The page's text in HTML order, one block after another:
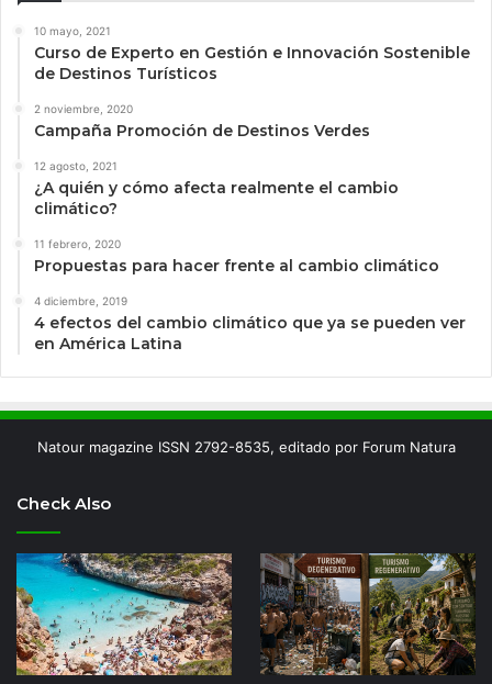
10 mayo, 2021
Curso de Experto en Gestión e Innovación Sostenible
de Destinos Turísticos
2 noviembre, 2020
Campaña Promoción de Destinos Verdes
12 agosto, 2021
¿A quién y cómo afecta realmente el cambio
climático?
11 febrero, 2020
Propuestas para hacer frente al cambio climático
4 diciembre, 2019
4 efectos del cambio climático que ya se pueden ver
en América Latina
Natour magazine ISSN 2792-8535, editado por Forum Natura
Check Also